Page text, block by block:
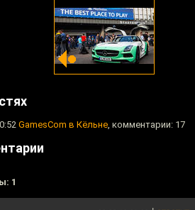
GamesCom в Кёльне, комментарии: 17
1